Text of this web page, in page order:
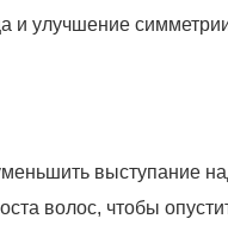
улучшение
выступание
волос, чтобы